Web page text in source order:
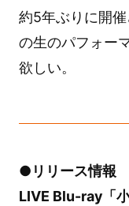
約5年ぶりに開
の生のパフォー
欲しい。
●リリース情報
LIVE Blu-ray「